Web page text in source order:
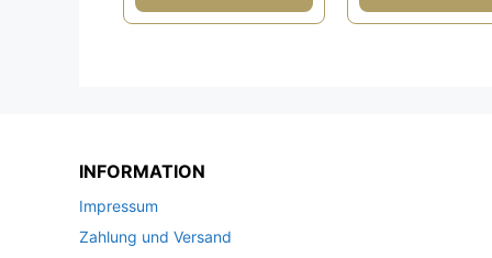
INFORMATION
Impressum
Zahlung und Versand